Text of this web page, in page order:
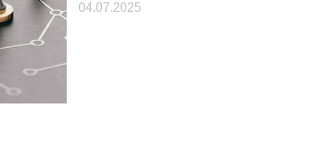
04.07.2025